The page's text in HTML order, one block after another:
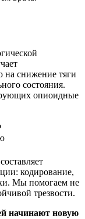
снижение тяги
состояния.
опиоидные
кодирование,
Мы помогаем не
трезвости.
начинают новую